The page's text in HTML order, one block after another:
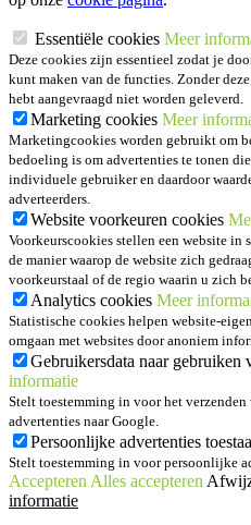
Essentiële cookies Meer
Deze cookies zijn essentieel zodat je
kunt maken van de functies. Zonder
hebt aangevraagd niet worden geleverd.
Marketing cookies Meer
Marketingcookies worden gebruikt om
bedoeling is om advertenties te tonen
individuele gebruiker en daardoor
adverteerders.
Website voorkeuren cookies
Voorkeurscookies stellen een website
de manier waarop de website zich
voorkeurstaal of de regio waarin u zich
Analytics cookies Meer
Statistische cookies helpen website-
omgaan met websites door anoniem
Gebruikersdata naar gebruiken
informatie
Stelt toestemming in voor het verzenden
advertenties naar Google.
Persoonlijke advertenties
Stelt toestemming in voor persoonlijke
Accepteren Alles accepteren
informatie